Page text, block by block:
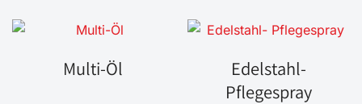
Multi-Öl
Edelstahl-
Pflegespray